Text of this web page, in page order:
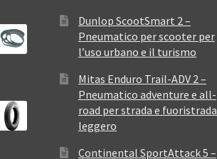
Dunlop ScootSmart 2 –
Pneumatico per scooter per
l’uso urbano e il turismo
Mitas Enduro Trail-ADV 2 –
Pneumatico adventure e all-
road per strada e fuoristrada
leggero
Continental SportAttack 5 –